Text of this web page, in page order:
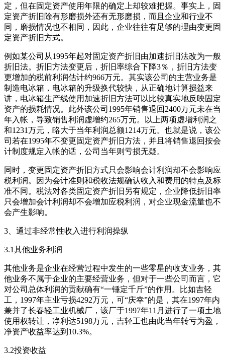
定，但在固定资产使用年限的确定上却较难把握。事实上，固
定资产折旧除有形磨损外还有无形磨损，而且企业和行业不
同，磨损情况也不相同，因此，企业往往有足够的理由变更固
定资产折旧方式。
例如某公司从1995年起对固定资产折旧由加速折旧法改为一般
折旧法。折旧方法变更后，折旧率综合下降3％，折旧方法变
更增加的税前利润估计约966万元。其实该公司的主营业务是
制造电冰箱，电冰箱的升级换代较快，从正确地计算损益来
讲，电冰箱生产线使用加速折旧方法可以比较真实地反映固定
资产的损耗情况。此外该公司1995年销售退回2400万元未在当
年入帐，导致销售利润虚增约265万元。以上两项虚增利润之
和1231万元，略大于当年利润总额1214万元。也就是说，该公
司若在1995年不变更固定资产折旧方法，并且将销售退回按会
计制度规定入帐的话，公司当年则亏损无疑。
同时，变更固定资产折旧方式只会影响会计利润却不会影响应
税利润。因为会计准则和税收法规确认收入和费用的特点及标
准不同。税法对各类固定资产折旧另有规定，企业降低折旧率
只会增加会计利润却不会增加应税利润，对企业现金流量也不
会产生影响。
3、通过非经常性收入进行利润操纵
3.1其他业务利润
其他业务是企业在经营过程中发生的一些零星的收支业务，其
他业务不属于企业的主要经营业务，但对于一些公司而言，它
对公司总体利润的贡献确有“一锤定千斤”的作用。比如吉轻
工，1997年主业亏损4292万元，可“庆幸”的是，其在1997年内
兼并了长春轻工业机械厂，该厂于1997年11月进行了一项土地
使用权转让，净利达5198万元，吉轻工也由此当年转亏为盈，
净资产收益率达到10.3%。
3.2投资收益